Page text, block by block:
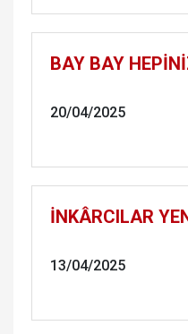
BAY BAY
20/04/2025
İNKÂRCILAR
13/04/2025